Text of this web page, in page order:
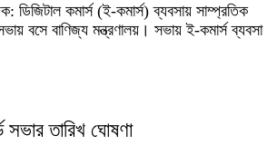
ডিজিটাল কমার্স (ই-কমার্স) ব্যবসায় সাম্প্রতিক
বসে বাণিজ্য মন্ত্রণালয়। সভায় ই-কমার্স ব্যবসা
সভার তারিখ ঘোষণা